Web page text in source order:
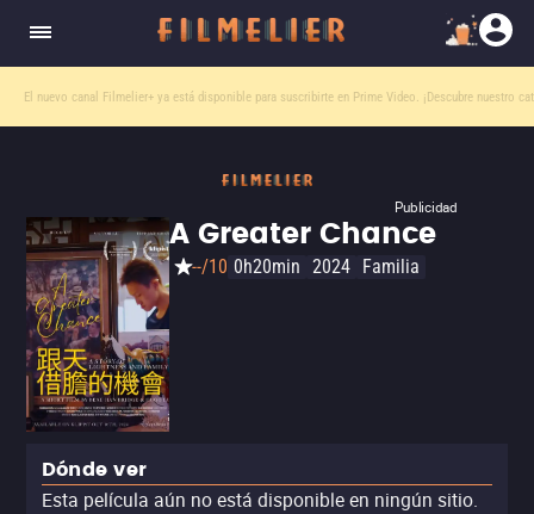
El nuevo canal Filmelier+ ya está disponible para suscribirte en Prime Video. ¡Descubre nuestro
Publicidad
A Greater Chance
--/10 0h20min 2024 Familia
Dónde ver
Esta película aún no está disponible en ningún sitio.